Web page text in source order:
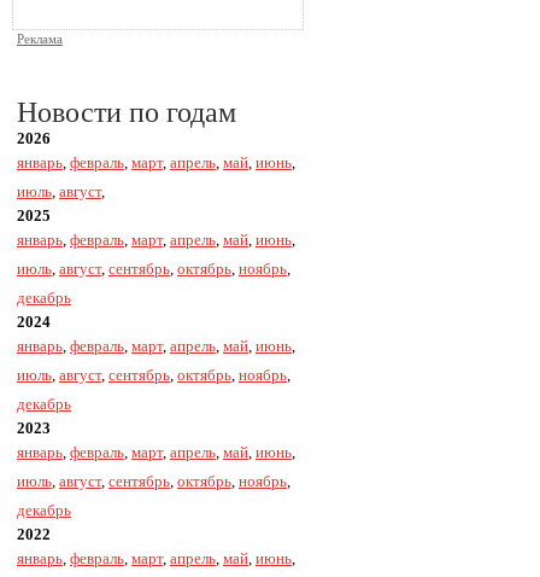
Реклама
Новости по годам
2026
январь, февраль, март, апрель, май, июнь,
июль, август,
2025
январь, февраль, март, апрель, май, июнь,
июль, август, сентябрь, октябрь, ноябрь,
декабрь
2024
январь, февраль, март, апрель, май, июнь,
июль, август, сентябрь, октябрь, ноябрь,
декабрь
2023
январь, февраль, март, апрель, май, июнь,
июль, август, сентябрь, октябрь, ноябрь,
декабрь
2022
январь, февраль, март, апрель, май, июнь,